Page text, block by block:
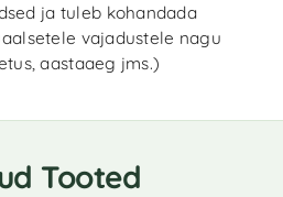
ja tuleb kohandada
vajadustele nagu
aastaaeg jms.)
Tooted